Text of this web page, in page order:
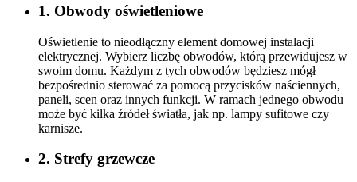
1. Obwody oświetleniowe
Oświetlenie to nieodłączny element domowej instalacji
elektrycznej. Wybierz liczbę obwodów, którą przewidujesz w
swoim domu. Każdym z tych obwodów będziesz mógł
bezpośrednio sterować za pomocą przycisków naściennych,
paneli, scen oraz innych funkcji. W ramach jednego obwodu
może być kilka źródeł światła, jak np. lampy sufitowe czy
karnisze.
2. Strefy grzewcze